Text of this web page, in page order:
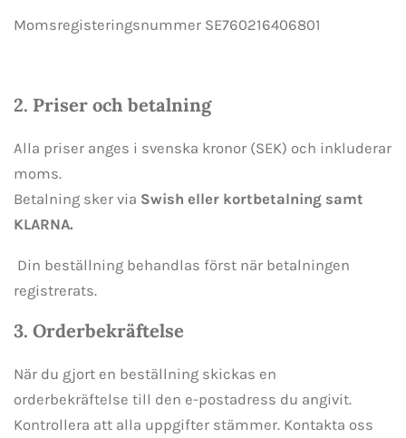
Momsregisteringsnummer SE760216406801
2. Priser och betalning
Alla priser anges i svenska kronor (SEK) och inkluderar
moms.
Betalning sker via Swish eller kortbetalning samt
KLARNA.
Din beställning behandlas först när betalningen
registrerats.
3. Orderbekräftelse
När du gjort en beställning skickas en
orderbekräftelse till den e-postadress du angivit.
Kontrollera att alla uppgifter stämmer. Kontakta oss